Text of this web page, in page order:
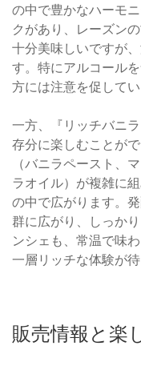
の中で豊かなハーモ
クがあり、レーズン
十分美味しいですが
す。特にアルコール
方には注意を促してい
一方、『リッチバニ
存分に楽しむことが
（バニラペースト、
ラオイル）が複雑に
の中で広がります。
群に広がり、しっか
ンシェも、常温で味
一層リッチな体験が待
販売情報と楽